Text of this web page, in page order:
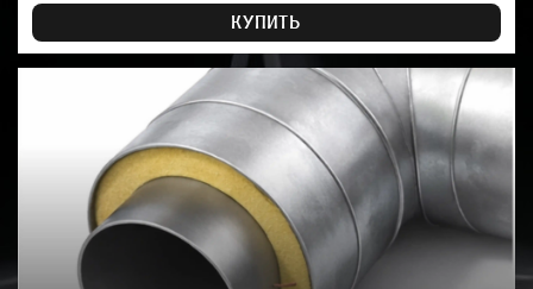
КУПИТЬ